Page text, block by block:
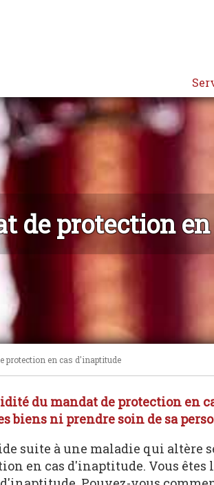
de protection
protection en cas d'inaptitude
du mandat de protection en
biens ni prendre soin de sa
suite à une maladie qui altère
en cas d'inaptitude. Vous êtes